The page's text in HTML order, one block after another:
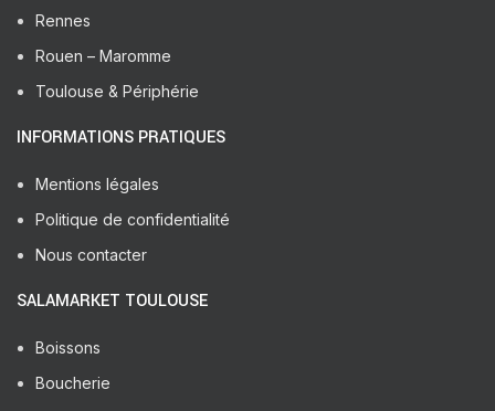
Rennes
Rouen – Maromme
Toulouse & Périphérie
INFORMATIONS PRATIQUES
Mentions légales
Politique de confidentialité
Nous contacter
SALAMARKET TOULOUSE
Boissons
Boucherie